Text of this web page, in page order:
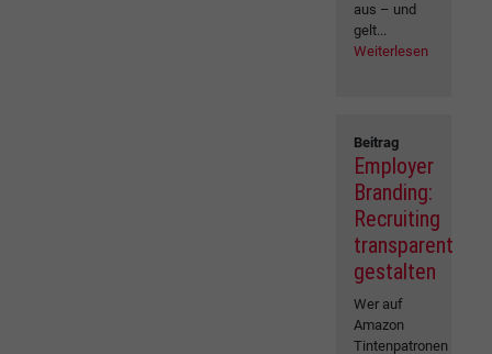
aus – und
gelt...
Weiterlesen
Beitrag
Employer
Branding:
Recruiting
transparent
gestalten
Wer auf
Amazon
Tintenpatronen